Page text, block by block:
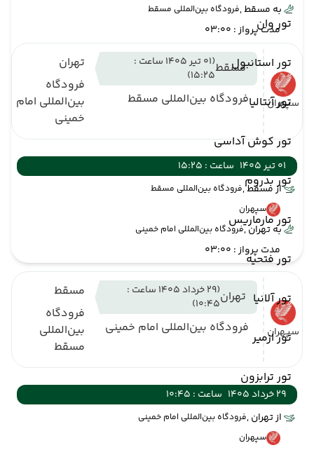
تور وان
تور استانبول
تور آنتالیا
تور کوش آداسی
تور بدروم
تور مارماریس
تور فتحیه
تور آلانیا
تور ازمیر
تور ترابزون
به مسقط ,فرودگاه بین‌المللی مسقط
مدت پرواز : 03:00
سپهران
مسقط
(01 تیر 1405 ساعت :
15:25)
فرودگاه بین‌المللی مسقط
تهران
فرودگاه
بین‌المللی امام
خمینی
01 تیر 1405
ساعت : 15:25
از مسقط ,فرودگاه بین‌المللی مسقط
سپهران
به تهران ,فرودگاه بین‌المللی امام خمینی
مدت پرواز : 03:00
سپهران
تهران
(29 خرداد 1405 ساعت :
10:45)
فرودگاه بین‌المللی امام خمینی
مسقط
فرودگاه
بین‌المللی
مسقط
29 خرداد 1405
ساعت : 10:45
از تهران ,فرودگاه بین‌المللی امام خمینی
سپهران